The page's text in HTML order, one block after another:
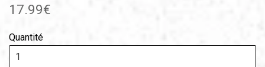
Prix
17.99€
Quantité